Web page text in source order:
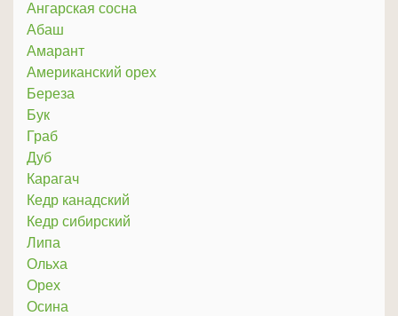
Ангарская сосна
Абаш
Амарант
Американский орех
Береза
Бук
Граб
Дуб
Карагач
Кедр канадский
Кедр сибирский
Липа
Ольха
Орех
Осина